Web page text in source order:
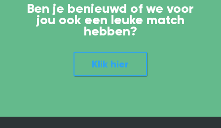
Ben je benieuwd of we voor
jou ook een leuke match
hebben?
Klik hier